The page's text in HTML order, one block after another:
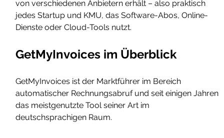
von verschiedenen Anbietern erhält – also praktisch
jedes Startup und KMU, das Software-Abos, Online-
Dienste oder Cloud-Tools nutzt.
GetMyInvoices im Überblick
GetMyInvoices ist der Marktführer im Bereich
automatischer Rechnungsabruf und seit einigen Jahren
das meistgenutzte Tool seiner Art im
deutschsprachigen Raum.